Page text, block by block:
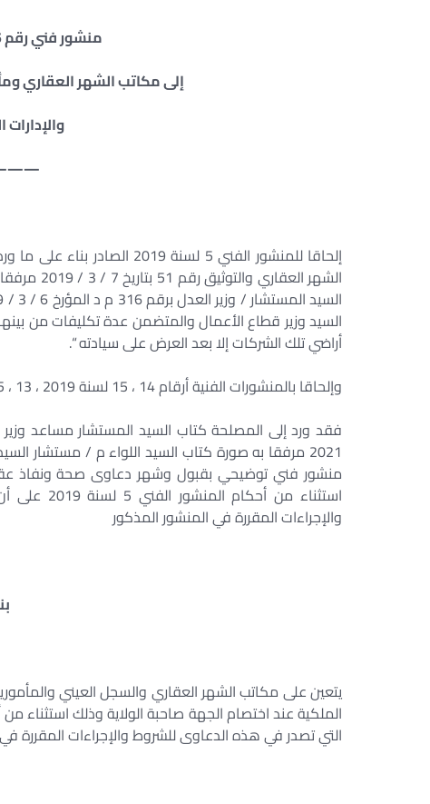
منشور فني رقم 15 بتاريخ 27 / 9 / 2021
إلى مكاتب الشهر العقاري
إلحاقا للمنشور الفني 5
الشهر
السيد وزير قطاع الأعمال والمتضمن عدة تكليفات من
أراضي تلك الشركات إلا بعد العرض على سيادته “.
وإلحاقا بالمنشورات الفنية أرقام 14 ، 15 لسنة 2019 ، 13 ، 25 لسنة 2020 ذات الصلة .
2021 مرفقا به صورة كتاب السيد اللواء م / مستشار
منشور فني توضيحي بقبول وشهر دعاوى صحة ونفاذ عقود
استثناء
والإجراءات المقررة في المنشور المذكور
يتعين على مكاتب الشهر العقاري والسجل العيني
التي تصدر في هذه الدعاوى للشروط والإجراءات المقررة